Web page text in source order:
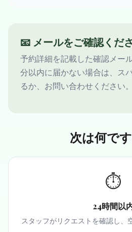
📧 メールをご確認くだ
予約詳細を記載した確認メー
分以内に届かない場合は、ス
るか、お問い合わせください。
次は何で
⏱️
24時間以
スタッフがリクエストを確認し、